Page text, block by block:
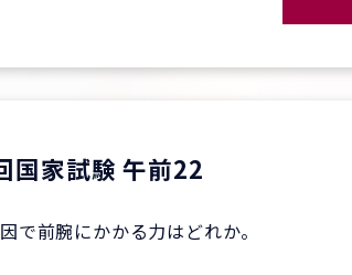
国家試験 午前22
で前腕にかかる力はどれか。